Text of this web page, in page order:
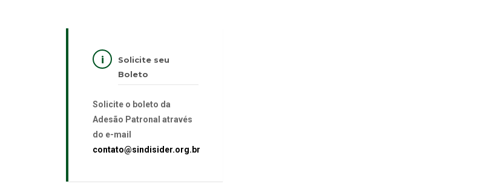
Solicite seu
Boleto
Solicite o boleto da
Adesão Patronal através
do e-mail
contato@sindisider.org.br